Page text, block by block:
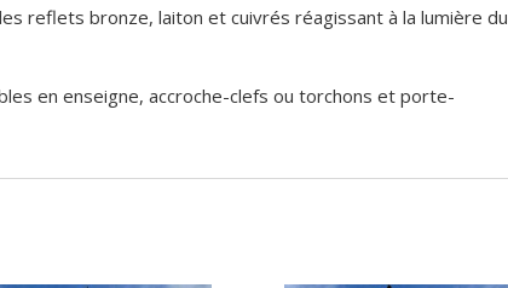
reflets bronze, laiton et cuivrés réagissant à la lumière du
en enseigne, accroche-clefs ou torchons et porte-